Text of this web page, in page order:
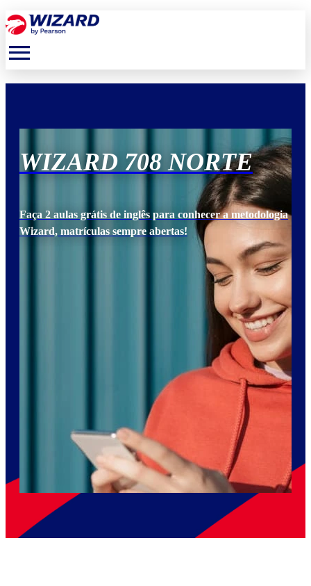
menu
WIZARD 708 NORTE
Faça 2 aulas grátis de inglês para conhecer a metodologia
Wizard, matrículas sempre abertas!